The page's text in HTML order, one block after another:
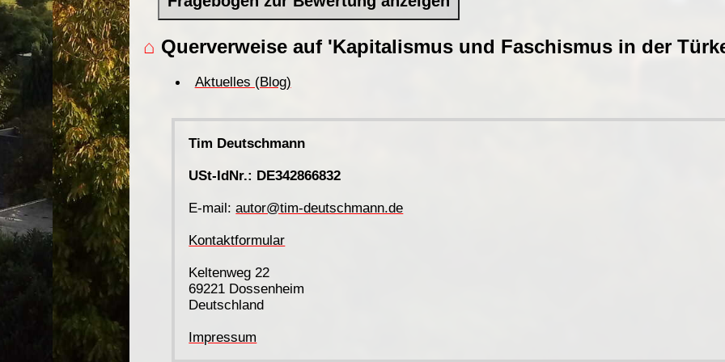
⌂ Querverweise auf 'Kapitalismus und Faschismus in der
Aktuelles (Blog)
Tim Deutschmann
USt-IdNr.: DE342866832
E-mail:autor@tim-deutschmann.de
Kontaktformular
Keltenweg 22
69221 Dossenheim
Deutschland
Impressum